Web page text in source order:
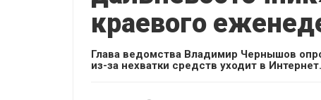
краевого
Глава ведомства Владимир Чернышов
из-за нехватки средств уходит в Интернет.